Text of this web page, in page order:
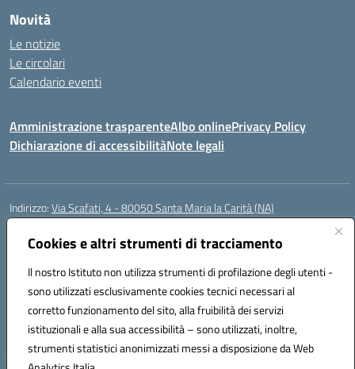
Cookies e altri strumenti di tracciamento
Il nostro Istituto non utilizza strumenti di profilazione degli utenti -
sono utilizzati esclusivamente cookies tecnici necessari al
corretto funzionamento del sito, alla fruibilità dei servizi
istituzionali e alla sua accessibilità – sono utilizzati, inoltre,
strumenti statistici anonimizzati messi a disposizione da Web
Novità
Le notizie
Le circolari
Calendario eventi
Amministrazione trasparenteAlbo onlinePrivacy Policy
Dichiarazione di accessibilitàNote legali
Indirizzo:Via Scafati, 4 - 80050 Santa Maria la Carità (NA)
Centralino:
Posta elettronica certificata (PEC):NAEE21900T@pec.istruzione.it
Codice fiscale: 90016250632
Codice meccanografico:NAEE21900T
Codice Indice delle Pubbliche Amministrazioni (IPA): istsc_naee21900t
Codice unico di fatturazione (CUF): UFZ0X6